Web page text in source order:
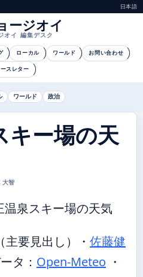
日本語
ージオイ
オイ 編集デスク
ローカル ワールド お問い合わせ
スレター
ワールド 政治
キー場の天
大智
温泉スキー場の天気
（主要見出し） ・ 佐藤健
タ： Open-Meteo ・